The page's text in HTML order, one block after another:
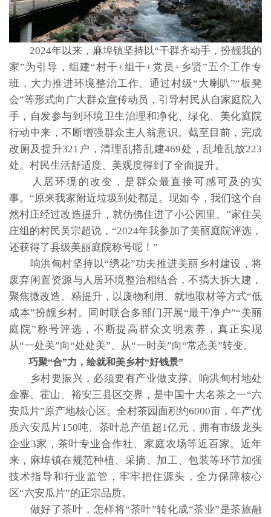
2024年以来，麻埠镇坚持以“干群齐动手，扮靓我的
家”为引导，组建“村干+组干+党员+乡贤”五个工作专
班，大力推进环境整治工作。通过村级“大喇叭”“板凳
会”等形式向广大群众宣传动员，引导村民从自家庭院入
手，自发参与到环境卫生治理和净化、绿化、美化庭院
行动中来，不断增强群众主人翁意识。截至目前，完成
改厕及提升321户，清理乱搭乱建469处，乱堆乱放223
处。村民生活舒适度、美观度得到了全面提升。
人居环境的改变，是群众最直接可感可及的实
事。“原来我家附近垃圾到处都是。现如今，我们这个自
然村庄经过改造提升，就仿佛住进了小公园里。”家住吴
庄组的村民吴宗超说，“2024年我参加了美丽庭院评选，
还获得了县级美丽庭院称号呢！”
响洪甸村坚持以“绣花”功夫推进美丽乡村建设，将
废弃闲置资源与人居环境整治相结合，不搞大拆大建，
聚焦微改造、精提升，以废物利用、就地取材等方式“低
成本”扮靓乡村。同时联合多部门开展“最干净户”“美丽
庭院”称号评选，不断提高群众文明素养，真正实现
从“一处美”向“处处美”、从“一时美”向“常态美”转变。
巧聚“合”力，绘就和美乡村“好钱景”
乡村要振兴，必须要有产业做支撑。响洪甸村地处
金寨、霍山、裕安三县区交界，是中国十大名茶之一“六
安瓜片”原产地核心区。全村茶园面积约6000亩，年产优
质六安瓜片150吨、茶叶总产值超1亿元，拥有市级龙头
企业3家，茶叶专业合作社、家庭农场等近百家。近年
来，麻埠镇在规范种植、采摘、加工、包装等环节加强
技术指导和行业监管，牢牢把住源头，全力保障核心
区“六安瓜片”的正宗品质。
做好了茶叶，怎样将“茶叶”转化成“茶业”是茶旅融